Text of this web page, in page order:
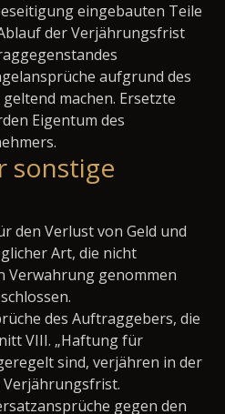
eingebauten Teile
der Verjährungsfrist
aufgrund des
machen. Ersetzte
Eigentum des
sonstige
den Verlust von Geld und
Art, die nicht
Verwahrung genommen
des Auftraggebers, die
VIII. „Haftung für
sind, verjähren in der
gegen den